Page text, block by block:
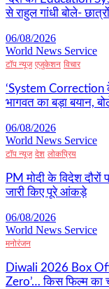
से राहुल गांधी बोले-
06/08/2026
World News Service
टॉप न्यूज एजुकेशन विचार
‘System Correction
भागवत का बड़ा बयान,
06/08/2026
World News Service
टॉप न्यूज देश लोकप्रिय
PM मोदी के विदेश
जारी किए पूरे आंकड़े
06/08/2026
World News Service
मनोरंजन
Diwali 2026 Box
Zero’… किस फिल्म का